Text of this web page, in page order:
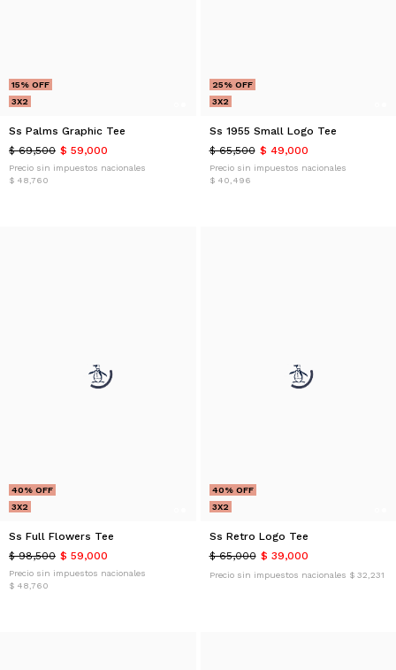
15% OFF
3X2
Ss Palms Graphic Tee
$ 69,500 $ 59,000
Precio sin impuestos nacionales
$ 48,760
25% OFF
3X2
Ss 1955 Small Logo Tee
$ 65,500 $ 49,000
Precio sin impuestos nacionales
$ 40,496
40% OFF
3X2
Ss Full Flowers Tee
$ 98,500 $ 59,000
Precio sin impuestos nacionales
$ 48,760
40% OFF
3X2
Ss Retro Logo Tee
$ 65,000 $ 39,000
Precio sin impuestos nacionales $ 32,231